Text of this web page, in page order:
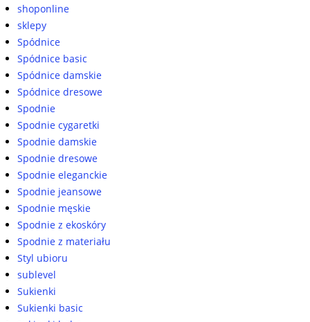
shoponline
sklepy
Spódnice
Spódnice basic
Spódnice damskie
Spódnice dresowe
Spodnie
Spodnie cygaretki
Spodnie damskie
Spodnie dresowe
Spodnie eleganckie
Spodnie jeansowe
Spodnie męskie
Spodnie z ekoskóry
Spodnie z materiału
Styl ubioru
sublevel
Sukienki
Sukienki basic